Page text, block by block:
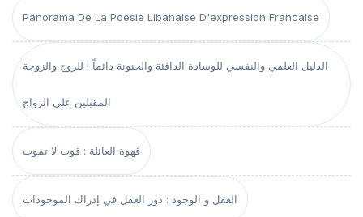
Panorama De La Poesie Libanaise D'expression Francaise
الدليل العلمي والنفسي للوسادة الدافئة والحنونة دائماً : للزوج والزوجة
المقبلين على الزواج
قهوة العائلة : قوت لا تموت
العقل و الوجود : دور العقل في إدراك الموجودات